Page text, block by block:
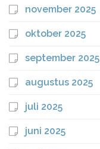
november 2025
oktober 2025
september 2025
augustus 2025
juli 2025
juni 2025